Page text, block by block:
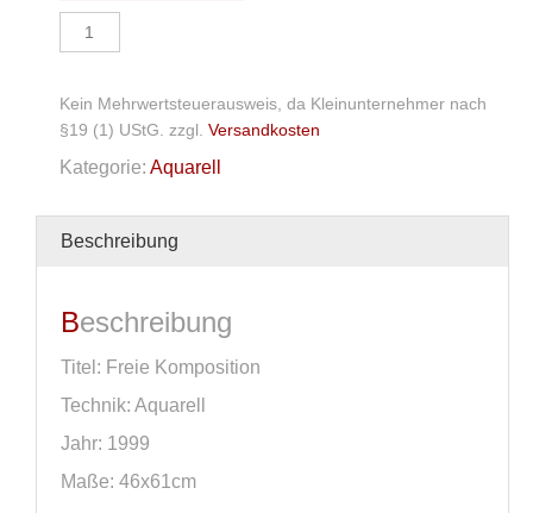
Aquarell
Menge
Kein Mehrwertsteuerausweis, da Kleinunternehmer nach
§19 (1) UStG.
zzgl. Versandkosten
Kategorie: Aquarell
Beschreibung
Beschreibung
Titel: Freie Komposition
Technik: Aquarell
Jahr: 1999
Maße: 46x61cm